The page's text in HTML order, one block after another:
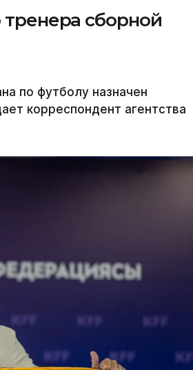
сборной
по футболу назначен
корреспондент агентства